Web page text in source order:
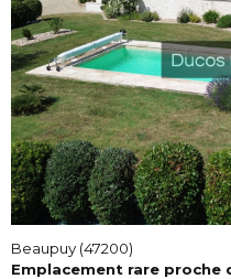
Beaupuy (47200)
Emplacement rare proche